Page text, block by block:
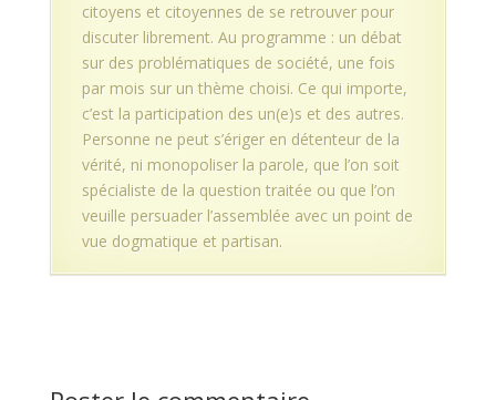
citoyens et citoyennes de se retrouver pour
discuter librement. Au programme : un débat
sur des problématiques de société, une fois
par mois sur un thème choisi. Ce qui importe,
c’est la participation des un(e)s et des autres.
Personne ne peut s’ériger en détenteur de la
vérité, ni monopoliser la parole, que l’on soit
spécialiste de la question traitée ou que l’on
veuille persuader l’assemblée avec un point de
vue dogmatique et partisan.